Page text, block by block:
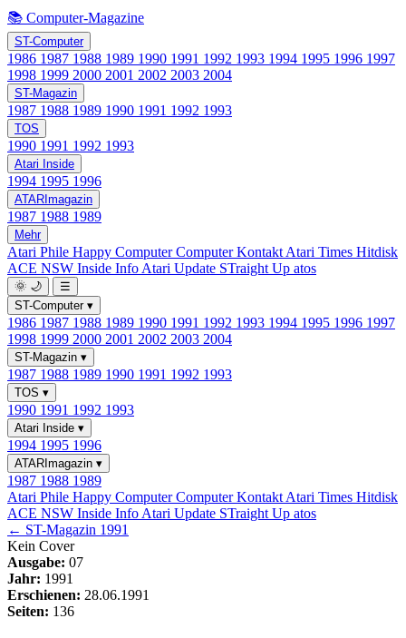
📚 Computer-Magazine
ST-Computer
1986 1987 1988 1989 1990 1991 1992 1993 1994 1995 1996 1997
1998 1999 2000 2001 2002 2003 2004
ST-Magazin
1987 1988 1989 1990 1991 1992 1993
TOS
1990 1991 1992 1993
Atari Inside
1994 1995 1996
ATARImagazin
1987 1988 1989
Mehr
Atari Phile Happy ComputerComputer Kontakt Atari Times Hitdisk
ACE NSW Inside Info Atari Update STraight Up atos
🌞 🌙
☰
ST-Computer ▾
1986 1987 1988 1989 1990 1991 1992 1993 1994 1995 1996 1997
1998 1999 2000 2001 2002 2003 2004
ST-Magazin ▾
1987 1988 1989 1990 1991 1992 1993
TOS ▾
1990 1991 1992 1993
Atari Inside ▾
1994 1995 1996
ATARImagazin ▾
1987 1988 1989
Atari Phile Happy ComputerComputer Kontakt Atari Times Hitdisk
ACE NSW Inside Info Atari Update STraight Up atos
← ST-Magazin 1991
Kein Cover
Ausgabe: 07
Jahr: 1991
Erschienen: 28.06.1991
Seiten: 136